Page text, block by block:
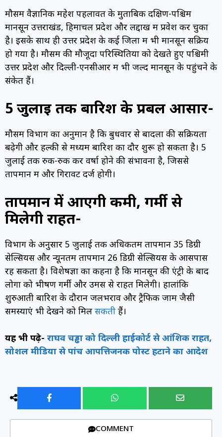
मौसम वैज्ञानिक महेश पहलावत के मुताबिक दक्षिण-पश्चिम
मानसून उत्तराखंड, हिमाचल प्रदेश और लद्दाख में प्रवेश कर चुका
है। इसके साथ ही उत्तर प्रदेश के कई जिलों में भी मानसून सक्रिय
हो गया है। मौसम की मौजूदा परिस्थितियों को देखते हुए पश्चिमी
उत्तर प्रदेश और दिल्ली-एनसीआर में भी जल्द मानसून के पहुंचने के
संकेत हैं।
5 जुलाई तक बारिश के प्रबल आसार-
मौसम विभाग का अनुमान है कि बुधवार से बादलों की सक्रियता
बढ़ेगी और हल्की से मध्यम बारिश का दौर शुरू हो सकता है। 5
जुलाई तक रुक-रुक कर वर्षा होने की संभावना है, जिससे
तापमान में और गिरावट दर्ज होगी।
तापमान में आएगी कमी, गर्मी से
मिलेगी राहत-
विभाग के अनुसार 5 जुलाई तक अधिकतम तापमान 35 डिग्री
सेल्सियस और न्यूनतम तापमान 26 डिग्री सेल्सियस के आसपास
रह सकता है। विशेषज्ञों का कहना है कि मानसून की एंट्री के बाद
लोगों को भीषण गर्मी और उमस से राहत मिलेगी। हालांकि
शुरुआती बारिश के दौरान जलभराव और ट्रैफिक जाम जैसी
समस्याएं भी देखने को मिल सकती हैं।
यह भी पढ़े- राघव चड्ढा को दिल्ली हाईकोर्ट से आंशिक राहत,
सोशल मीडिया से पांच आपत्तिजनक पोस्ट हटाने का आदेश
COMMENT